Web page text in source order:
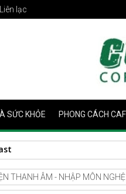
Liên lạc
SỨC KHỎE PHONG CÁCH
THANH ÂM - NHẬP MÔN